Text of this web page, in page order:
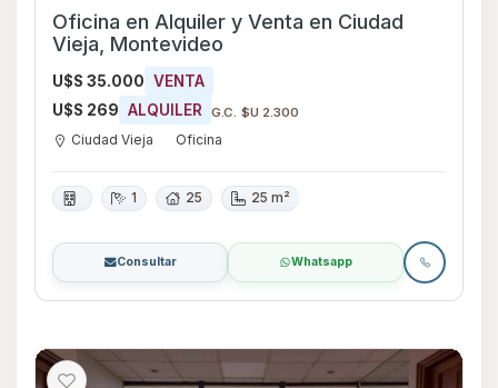
Oficina en Alquiler y Venta en Ciudad
Vieja, Montevideo
U$S 35.000 VENTA
U$S 269 ALQUILER G.C. $U 2.300
Ciudad Vieja Oficina
1 25 25 m²
Consultar Whatsapp